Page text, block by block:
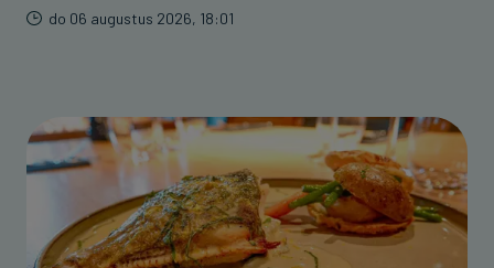
do 06 augustus 2026, 18:01